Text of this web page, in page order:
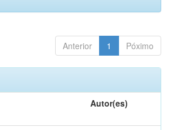
Anterior 1 Póximo
Autor(es)